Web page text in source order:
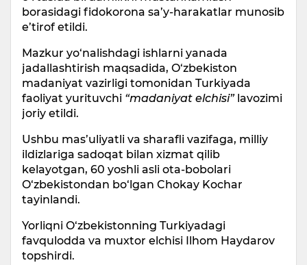
borasidagi fidokorona sa’y-harakatlar munosib
e’tirof etildi.
Mazkur yo‘nalishdagi ishlarni yanada
jadallashtirish maqsadida, O‘zbekiston
madaniyat vazirligi tomonidan Turkiyada
faoliyat yurituvchi “madaniyat elchisi”lavozimi
joriy etildi.
Ushbu mas’uliyatli va sharafli vazifaga, milliy
ildizlariga sadoqat bilan xizmat qilib
kelayotgan, 60 yoshli asli ota-bobolari
O‘zbekistondan bo‘lgan Chokay Kochar
tayinlandi.
Yorliqni O‘zbekistonning Turkiyadagi
favqulodda va muxtor elchisi Ilhom Haydarov
topshirdi.